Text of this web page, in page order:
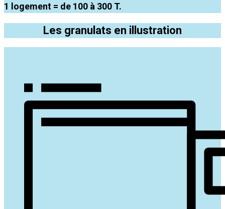
1 logement = de 100 à 300 T.
Les granulats en illustration